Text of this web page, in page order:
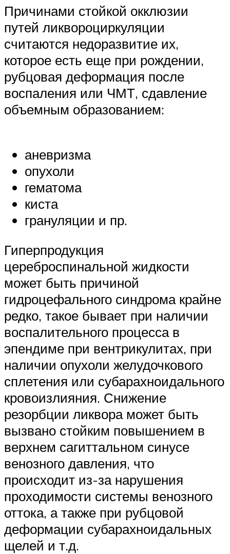
Причинами стойкой окклюзии
путей ликвороциркуляции
считаются недоразвитие их,
которое есть еще при рождении,
рубцовая деформация после
воспаления или ЧМТ, сдавление
объемным образованием:
аневризма
опухоли
гематома
киста
грануляции и пр.
Гиперпродукция
цереброспинальной жидкости
может быть причиной
гидроцефального синдрома крайне
редко, такое бывает при наличии
воспалительного процесса в
эпендиме при вентрикулитах, при
наличии опухоли желудочкового
сплетения или субарахноидального
кровоизлияния. Снижение
резорбции ликвора может быть
вызвано стойким повышением в
верхнем сагиттальном синусе
венозного давления, что
происходит из-за нарушения
проходимости системы венозного
оттока, а также при рубцовой
деформации субарахноидальных
щелей и т.д.